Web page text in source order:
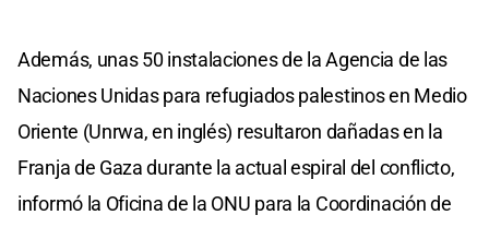
Además, unas 50 instalaciones de la Agencia de las
Naciones Unidas para refugiados palestinos en Medio
Oriente (Unrwa, en inglés) resultaron dañadas en la
Franja de Gaza durante la actual espiral del conflicto,
informó la Oficina de la ONU para la Coordinación de